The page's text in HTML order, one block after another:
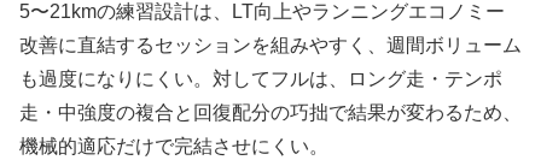
5〜21kmの練習設計は、LT向上やランニングエコノミー
改善に直結するセッションを組みやすく、週間ボリューム
も過度になりにくい。対してフルは、ロング走・テンポ
走・中強度の複合と回復配分の巧拙で結果が変わるため、
機械的適応だけで完結させにくい。